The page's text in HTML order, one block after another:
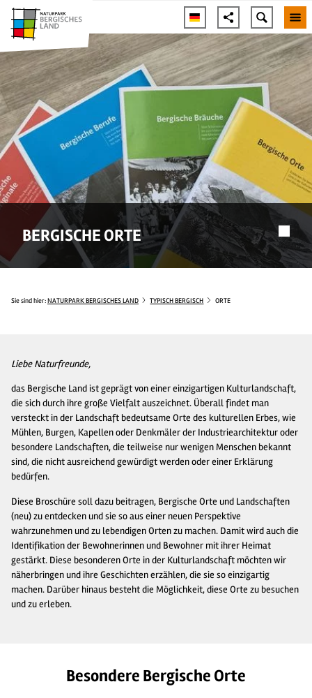
BERGISCHE ORTE
Sie sind hier:NATURPARK BERGISCHES LAND TYPISCH BERGISCH ORTE
Liebe Naturfreunde,
das Bergische Land ist geprägt von einer einzigartigen Kulturlandschaft,
die sich durch ihre große Vielfalt auszeichnet. Überall findet man
versteckt in der Landschaft bedeutsame Orte des kulturellen Erbes, wie
Mühlen, Burgen, Kapellen oder Denkmäler der Industriearchitektur oder
besondere Landschaften, die teilweise nur wenigen Menschen bekannt
sind, die nicht ausreichend gewürdigt werden oder einer Erklärung
bedürfen.
Diese Broschüre soll dazu beitragen, Bergische Orte und Landschaften
(neu) zu entdecken und sie so aus einer neuen Perspektive
wahrzunehmen und zu lebendigen Orten zu machen. Damit wird auch die
Identifikation der Bewohnerinnen und Bewohner mit ihrer Heimat
gestärkt. Diese besonderen Orte in der Kulturlandschaft möchten wir
näherbringen und ihre Geschichten erzählen, die sie so einzigartig
machen. Darüber hinaus besteht die Möglichkeit, diese Orte zu besuchen
und zu erleben.
Besondere Bergische Orte